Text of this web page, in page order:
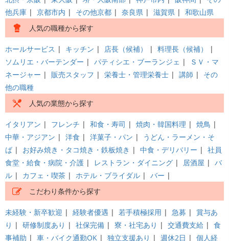
他兵庫 | 京都市内 | その他京都 | 奈良県 | 滋賀県 | 和歌山県
人気の職種から探す
ホールサービス | キッチン | 店長（候補） | 料理長（候補）
|
ソムリエ・バーテンダー | パティシエ・ブーランジェ |
ＳＶ・マ
ネージャー | 販売スタッフ | 栄養士・管理栄養士 | 講師 | その
他の職種
人気の業態から探す
イタリアン | フレンチ | 和食・寿司 | 焼肉・韓国料理 | 焼鳥 |
中華・アジアン | 洋食 | 洋菓子・パン |
うどん・ラーメン・そ
ば | お好み焼き・タコ焼き・鉄板焼き | 中食・デリバリー | 社員
食堂・給食・病院・介護 | レストラン・ダイニング | 居酒屋 | バ
ル | カフェ・喫茶 | ホテル・ブライダル | バー |
こだわり条件から探す
未経験・新卒歓迎 | 経験者優遇 | 若手積極採用 | 急募 | 賞与あ
り | 研修制度あり | 社保完備 | 寮・社宅あり | 交通費支給 | 食
事補助 | 車・バイク通勤OK | 独立支援あり | 週休2日 | 個人経